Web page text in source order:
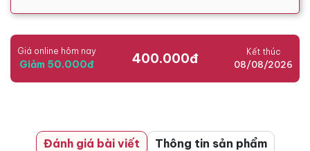
Giá online hôm nay
Giảm 50.000đ 400.000đ Kết thúc
08/08/2026
Đánh giá bài viết Thông tin sản phẩm